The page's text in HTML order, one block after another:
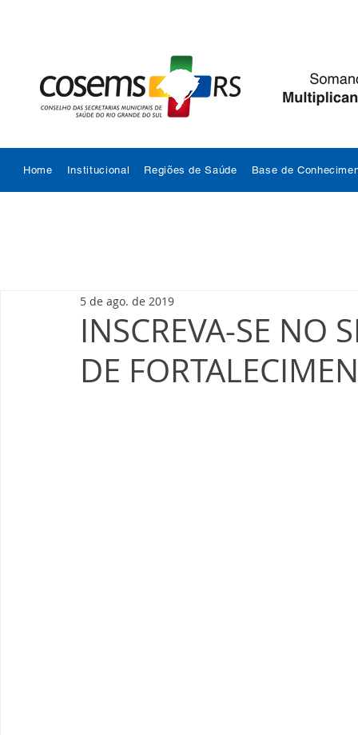
Home Institucional Regiões de Saúde Base de
INSCREVA-SE NO
DE
5 de ago. de 2019